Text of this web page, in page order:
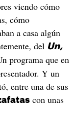
viendo cómo
cómo
a casa algún
del Un,
programa que en
Y un
entre una de sus
con unas